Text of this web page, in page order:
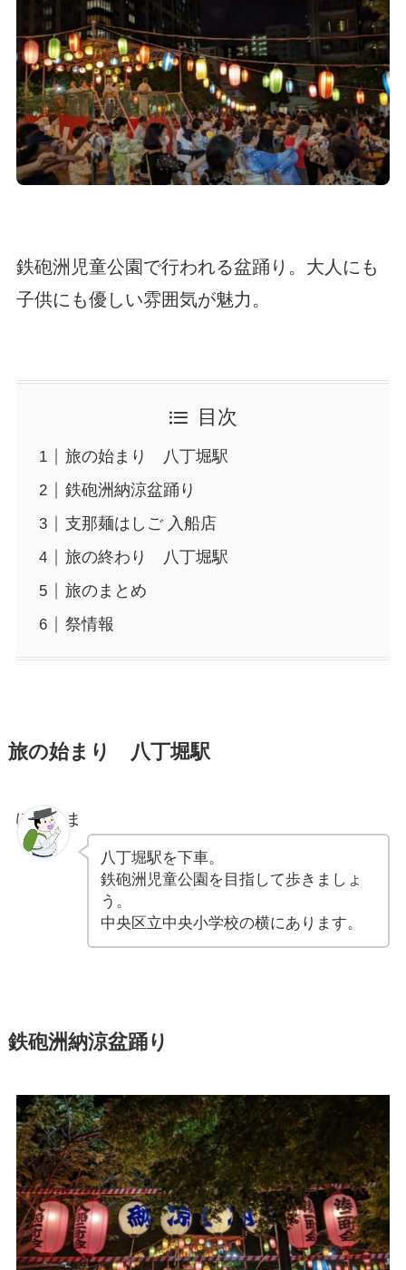
鉄砲洲児童公園で行われる盆踊り。大人にも
子供にも優しい雰囲気が魅力。
目次
旅の始まり 八丁堀駅
鉄砲洲納涼盆踊り
支那麺はしご 入船店
旅の終わり 八丁堀駅
旅のまとめ
祭情報
旅の始まり 八丁堀駅
ぽちゃま
八丁堀駅を下車。
鉄砲洲児童公園を目指して歩きましょ
う。
中央区立中央小学校の横にあります。
鉄砲洲納涼盆踊り